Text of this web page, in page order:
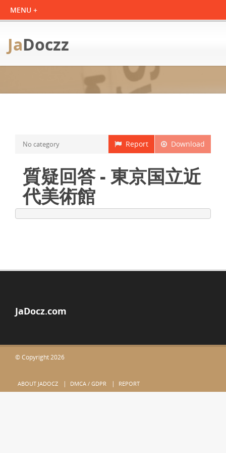
JaDoczz
Download
Report
No category
質疑回答 - 東京国立近
代美術館
JaDocz.com
© Copyright 2026
ABOUT JADOCZ DMCA / GDPR REPORT